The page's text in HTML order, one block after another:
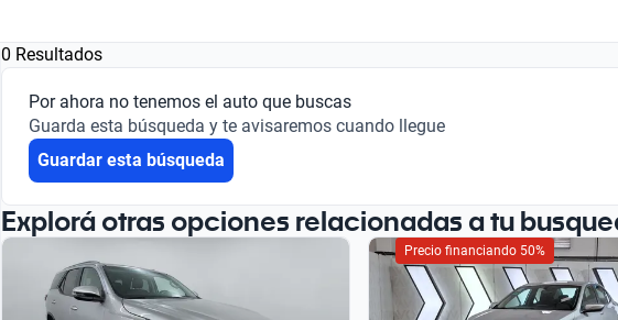
0 Resultados
Por ahora no tenemos el auto que buscas
Guarda esta búsqueda y te avisaremos cuando llegue
Guardar esta búsqueda
Explorá otras opciones relacionadas a tu
Precio financiando 50%